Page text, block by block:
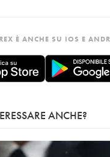
È ANCHE SU IOS E
ANCHE?